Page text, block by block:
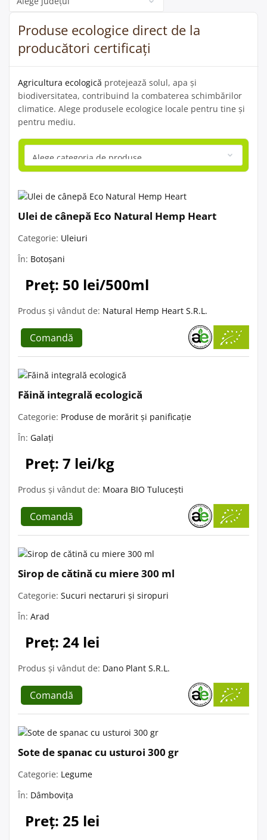
Produse ecologice direct de la
producători certificați
Agricultura ecologică protejează solul, apa și
biodiversitatea, contribuind la combaterea schimbărilor
climatice. Alege produsele ecologice locale pentru tine și
pentru mediu.
Ulei de cânepă Eco Natural Hemp Heart
Categorie: Uleiuri
În: Botoșani
Preț: 50 lei/500ml
Produs și vândut de: Natural Hemp Heart S.R.L.
Comandă
Făină integrală ecologică
Categorie: Produse de morărit și panificație
În: Galați
Preț: 7 lei/kg
Produs și vândut de: Moara BIO Tulucești
Comandă
Sirop de cătină cu miere 300 ml
Categorie: Sucuri nectaruri și siropuri
În: Arad
Preț: 24 lei
Produs și vândut de: Dano Plant S.R.L.
Comandă
Sote de spanac cu usturoi 300 gr
Categorie: Legume
În: Dâmbovița
Preț: 25 lei